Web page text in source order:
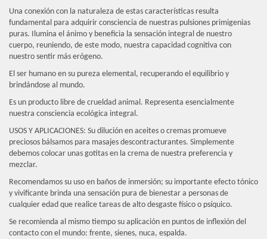
Una conexión con la naturaleza de estas características resulta
fundamental para adquirir consciencia de nuestras pulsiones primigenias
puras. Ilumina el ánimo y beneficia la sensación integral de nuestro
cuerpo, reuniendo, de este modo, nuestra capacidad cognitiva con
nuestro sentir más erógeno.
El ser humano en su pureza elemental, recuperando el equilibrio y
brindándose al mundo.
Es un producto libre de crueldad animal. Representa esencialmente
nuestra consciencia ecológica integral.
USOS Y APLICACIONES: Su dilución en aceites o cremas promueve
preciosos bálsamos para masajes descontracturantes. Simplemente
debemos colocar unas gotitas en la crema de nuestra preferencia y
mezclar.
Recomendamos su uso en baños de inmersión; su importante efecto tónico
y vivificante brinda una sensación pura de bienestar a personas de
cualquier edad que realice tareas de alto desgaste físico o psíquico.
Se recomienda al mismo tiempo su aplicación en puntos de inflexión del
contacto con el mundo: frente, sienes, nuca, espalda.